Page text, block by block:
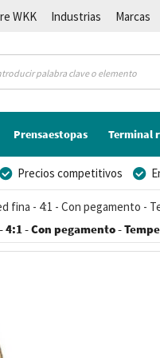
WKK Industrias Marcas
Prensaestopas Terminal
Precios competitivos
fina - 4:1 - Con pegamento -
- Con pegamento -